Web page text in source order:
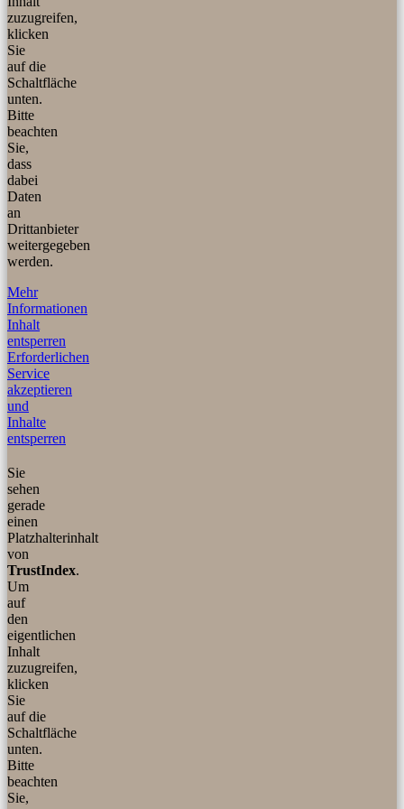
zuzugreifen,
klicken
Sie
auf die
Schaltfläche
unten.
Bitte
beachten
Sie,
dass
dabei
Daten
an
Drittanbieter
weitergegeben
werden.
Mehr
Informationen
Inhalt
entsperren
Erforderlichen
Service
akzeptieren
und
Inhalte
entsperren
Sie
sehen
gerade
einen
Platzhalterinhalt
von
TrustIndex.
Um
auf
den
eigentlichen
Inhalt
zuzugreifen,
klicken
Sie
auf die
Schaltfläche
unten.
Bitte
beachten
Sie,